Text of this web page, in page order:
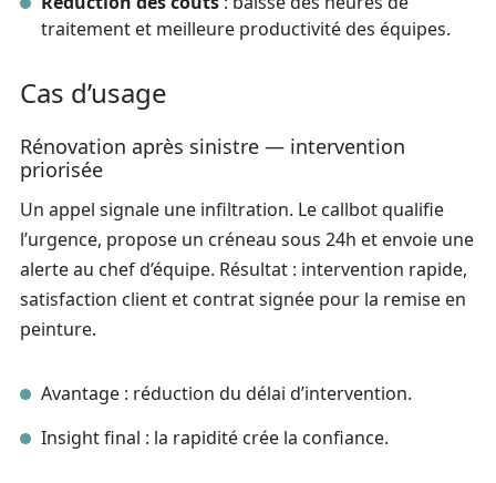
traitement et meilleure productivité des équipes.
Cas d’usage
Rénovation après sinistre — intervention
priorisée
Un appel signale une infiltration. Le callbot qualifie
l’urgence, propose un créneau sous 24h et envoie une
alerte au chef d’équipe. Résultat : intervention rapide,
satisfaction client et contrat signée pour la remise en
peinture.
Avantage : réduction du délai d’intervention.
Insight final : la rapidité crée la confiance.